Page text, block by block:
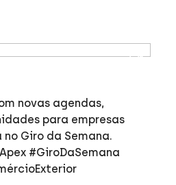
novas agendas,
para empresas
Giro da Semana.
#GiroDaSemana